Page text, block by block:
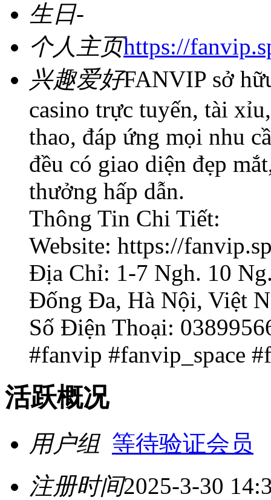
生日-
个人主页https://
兴趣爱好FANVIP sở
casino trực tuyến, tài
thao, đáp ứng mọi nhu
đều có giao diện đẹp
thưởng hấp dẫn.
Thông Tin Chi Tiết:
Website: https://
Địa Chỉ: 1-7 Ngh. 10
Đống Đa, Hà Nội, Việt
Số Điện Thoại:
#fanvip #fanvip_space
活跃概况
用户组 等待验证会员
注册时间2025-3-30